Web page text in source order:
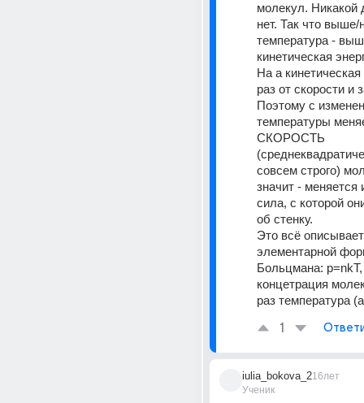
молекул. Никакой
нет. Так что выше/
температура -
кинетическая
На а кинетическая
раз от скорости и
Поэтому с
температуры
СКОРОСТЬ
совсем строго)
значит - меняется
сила, с которой
об стенку.
Это всё
элементарной
Больцмана: p=nkT,
концетрация
раз температура
1
iulia_bokova_2
Ученик
16лет